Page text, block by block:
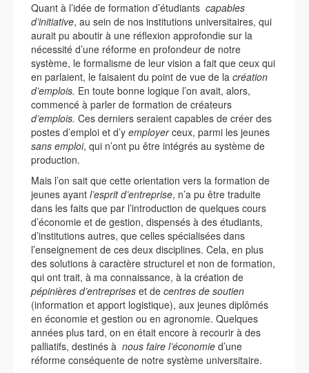
Quant à l’idée de formation d’étudiants capables
d’initiative, au sein de nos institutions universitaires, qui
aurait pu aboutir à une réflexion approfondie sur la
nécessité d’une réforme en profondeur de notre
système, le formalisme de leur vision a fait que ceux qui
en parlaient, le faisaient du point de vue de la création
d’emplois. En toute bonne logique l’on avait, alors,
commencé à parler de formation de créateurs
d’emplois. Ces derniers seraient capables de créer des
postes d’emploi et d’y employerceux, parmi les jeunes
sans emploi, qui n’ont pu être intégrés au système de
production.
Mais l’on sait que cette orientation vers la formation de
jeunes ayant l’esprit d’entreprise, n’a pu être traduite
dans les faits que par l’introduction de quelques cours
d’économie et de gestion, dispensés à des étudiants,
d’institutions autres, que celles spécialisées dans
l’enseignement de ces deux disciplines. Cela, en plus
des solutions à caractère structurel et non de formation,
qui ont trait, à ma connaissance, à la création de
pépinières d’entreprises et de centres de soutien
(information et apport logistique), aux jeunes diplômés
en économie et gestion ou en agronomie. Quelques
années plus tard, on en était encore à recourir à des
palliatifs, destinés à nous faire l’économie d’une
réforme conséquente de notre système universitaire.